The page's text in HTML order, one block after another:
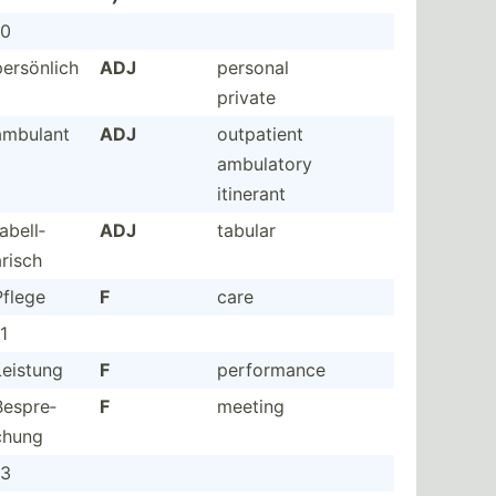
ADJ
personal
private
ADJ
outpatient
ambulatory
itinerant
ADJ tabular
F
care
F
perfor­mance
F meeting